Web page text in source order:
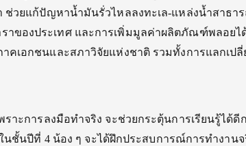
ช่วยแก้ปัญหาน้ำมันรั่วไหลลงทะเล-แหล่งน้ำสาธา
าของประเทศ และการเพิ่มมูลค่าผลิตภัณฑ์พลอยไ
คเอกชนและสภาวิจัยแห่งชาติ รวมทั้งการแลกเป
ราะการลงมือทำจริง จะช่วยกระตุ้นการเรียนรู้ได้ดี
ในชั้นปีที่ 4 น้อง ๆ จะได้ฝึกประสบการณ์การทำงานจ